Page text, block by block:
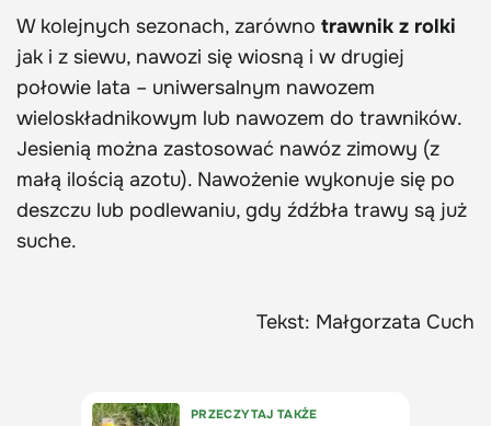
W kolejnych sezonach, zarówno trawnik z rolki
jak i z siewu, nawozi się wiosną i w drugiej
połowie lata – uniwersalnym nawozem
wieloskładnikowym lub nawozem do trawników.
Jesienią można zastosować nawóz zimowy (z
małą ilością azotu). Nawożenie wykonuje się po
deszczu lub podlewaniu, gdy źdźbła trawy są już
suche.
Tekst: Małgorzata Cuch